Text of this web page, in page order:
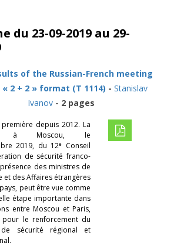
du 23-09-2019 au 29-
of the Russian-French meeting
2 + 2 » format (T 1114) - Stanislav
Ivanov - 2 pages
depuis 2012. La
à Moscou, le
2019, du 12e
Conseil
de sécurité franco-
des ministres de
et des Affaires étrangères
peut être vue comme
étape importante dans
entre Moscou et Paris,
pour le renforcement du
de sécurité régional et